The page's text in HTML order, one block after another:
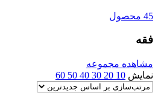
45 محصول
فقه
مشاهده مجموعه
نمایش 10
20
30
40
50
60